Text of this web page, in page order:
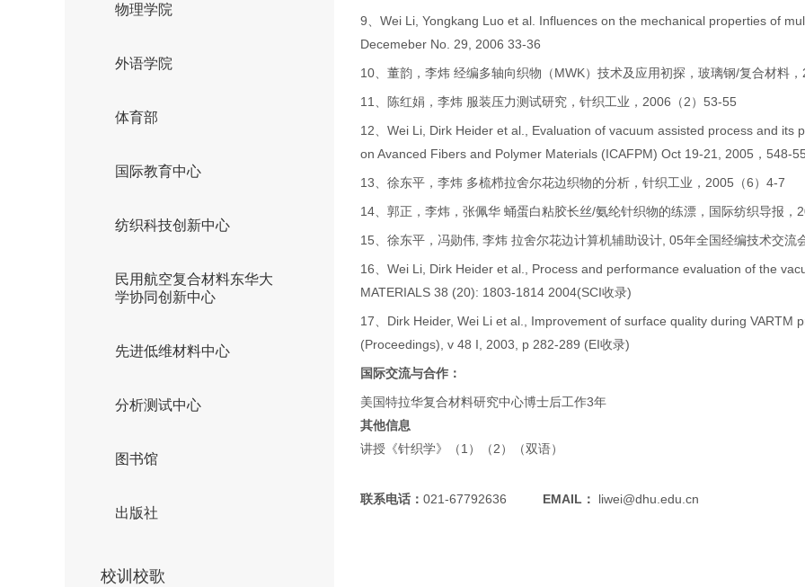
物理学院
外语学院
体育部
国际教育中心
纺织科技创新中心
民用航空复合材料东华大
学协同创新中心
先进低维材料中心
分析测试中心
图书馆
出版社
校训校歌
9、Wei Li, Yongkang Luo et al. Influences on the mechanical properties of
Decemeber No. 29, 2006 33-36
10、董韵，李炜 经编多轴向织物（MWK）技术及应用初探，玻璃钢/复合材料
11、陈红娟，李炜 服装压力测试研究，针织工业，2006（2）53-55
12、Wei Li, Dirk Heider et al., Evaluation of vacuum assisted process and
on Avanced Fibers and Polymer Materials (ICAFPM) Oct 19-21, 2005，548-
13、徐东平，李炜 多梳栉拉舍尔花边织物的分析，针织工业，2005（6）4-7
14、郭正，李炜，张佩华 蛹蛋白粘胶长丝/氨纶针织物的练漂，国际纺织导报，
15、徐东平，冯勋伟, 李炜 拉舍尔花边计算机辅助设计, 05年全国经编技术交流
16、Wei Li, Dirk Heider et al., Process and performance evaluation of the
MATERIALS 38 (20): 1803-1814 2004(SCI收录)
17、Dirk Heider, Wei Li et al., Improvement of surface quality during VARTM
(Proceedings), v 48 I, 2003, p 282-289 (EI收录)
国际交流与合作：
美国特拉华复合材料研究中心博士后工作3年
其他信息
讲授《针织学》（1）（2）（双语）
联系电话： 021-67792636 EMAIL： liwei@dhu.edu.cn